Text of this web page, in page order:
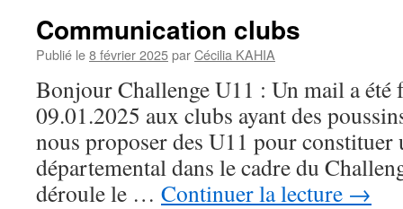
Communication clubs
Publié le8 février 2025parCécilia KAHIA
Bonjour Challenge U11 : Un mail a été
09.01.2025 aux clubs ayant des
nous proposer des U11 pour constituer
départemental dans le cadre du
déroule le … Continuer la lecture →